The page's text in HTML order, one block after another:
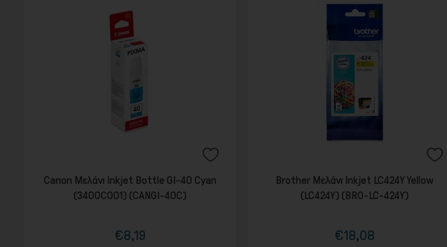
Canon Μελάνι Inkjet Bottle GI-40 Cyan
(3400C001) (CANGI-40C)
Τιμή
€8,19Κανονική
Brother Μελάνι Inkjet LC424Y Yellow
(LC424Y) (BRO-LC-424Y)
Τιμή
€18,08
Κανονική